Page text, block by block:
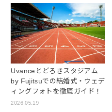
Uvanceとどろきスタジアム
by Fujitsuでの結婚式・ウェデ
ィングフォトを徹底ガイド！
2026.05.19